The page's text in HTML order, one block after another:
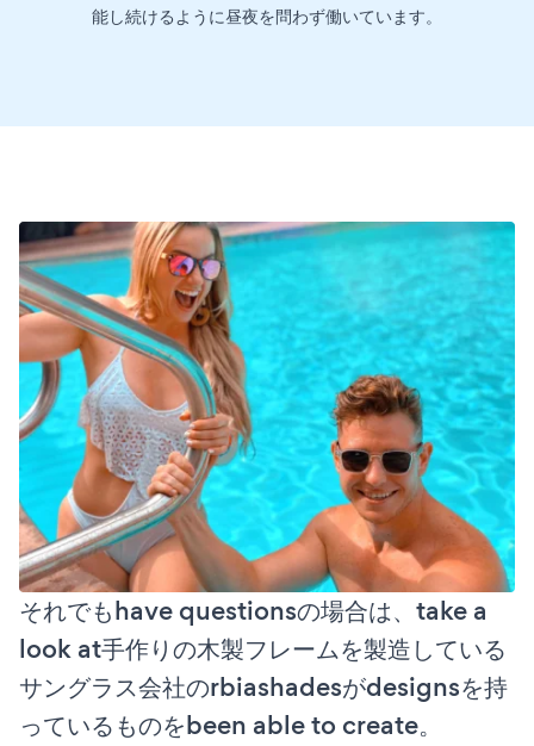
能し続けるように昼夜を問わず働いています。
それでもhave questionsの場合は、take a
look at手作りの木製フレームを製造している
サングラス会社のrbiashadesがdesignsを持
っているものをbeen able to create。